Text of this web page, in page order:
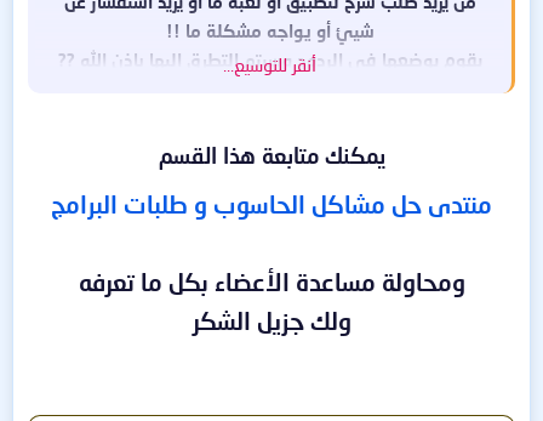
شيئٍ أو يواجه مشكلة ما !!
يقوم بوضعها في الردود وسيتم التطرق إليها بإذن الله ??
أنقر للتوسيع...
يمكنك متابعة هذا القسم
منتدى حل مشاكل الحاسوب و طلبات البرامج
ومحاولة مساعدة الأعضاء بكل ما تعرفه
ولك جزيل الشكر​